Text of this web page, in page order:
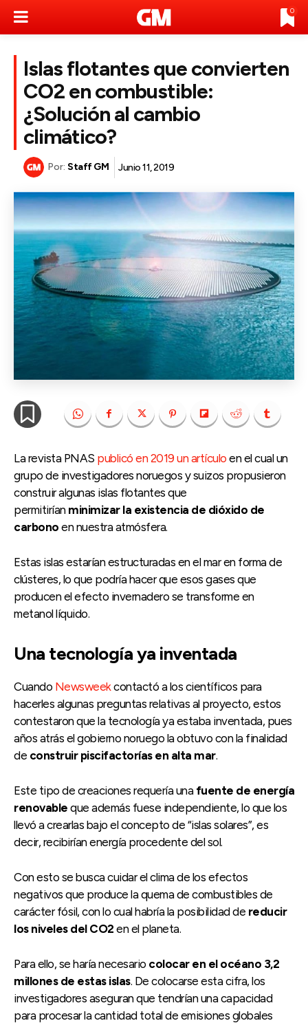
0
Islas flotantes que convierten
CO2 en combustible:
¿Solución al cambio
climático?
Por: Staff GM Junio 11, 2019
La revista PNAS publicó en 2019 un artículo en el cual un
grupo de investigadores noruegos y suizos propusieron
construir algunas islas flotantes que
permitirían minimizar la existencia de dióxido de
carbono en nuestra atmósfera.
Estas islas estarían estructuradas en el mar en forma de
clústeres, lo que podría hacer que esos gases que
producen el efecto invernadero se transforme en
metanol líquido.
Una tecnología ya inventada
Cuando Newsweekcontactó a los científicos para
hacerles algunas preguntas relativas al proyecto, estos
contestaron que la tecnología ya estaba inventada, pues
años atrás el gobierno noruego la obtuvo con la finalidad
de construir piscifactorías en alta mar.
Este tipo de creaciones requería una fuente de energía
renovable que además fuese independiente, lo que los
llevó a crearlas bajo el concepto de “islas solares”, es
decir, recibirían energía procedente del sol.
Con esto se busca cuidar el clima de los efectos
negativos que produce la quema de combustibles de
carácter fósil, con lo cual habría la posibilidad de reducir
los niveles del CO2 en el planeta.
Para ello, se haría necesario colocar en el océano 3,2
millones de estas islas. De colocarse esta cifra, los
investigadores aseguran que tendrían una capacidad
para procesar la cantidad total de emisiones globales